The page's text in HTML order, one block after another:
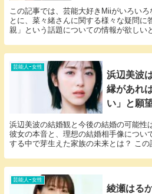
この記事では、芸能大好きMiiがいろい
とに、菜々緒さんに関する様々な疑問に
親」という話題についての情報が欲しい
芸能人ｰ女性
浜辺美波
縁があれ
い」と願
浜辺美波の結婚観と今後の結婚の可能性
彼女の本音と、理想の結婚相手像につい
する中で芽生えた家族の未来とは？ この
芸能人ｰ女性
綾瀬はる